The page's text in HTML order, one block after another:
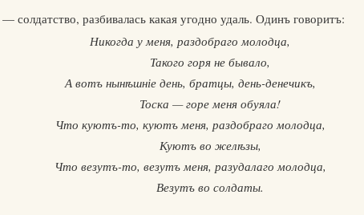
разбивалась какая угодно удаль. Одинъ говоритъ:
Никогда у меня, раздобраго молодца,
Такого горя не бывало,
А вотъ нынѣшніе день, братцы, день-денечикъ,
Тоска — горе меня обуяла!
Что куютъ-то, куютъ меня, раздобраго молодца,
Куютъ во желѣзы,
Что везутъ-то, везутъ меня, разудалаго молодца,
Везутъ во солдаты.